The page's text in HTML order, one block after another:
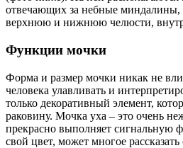
отвечающих за небные миндалины,
верхнюю и нижнюю челюсти,
Функции мочки
Форма и размер мочки никак не
человека улавливать и
только декоративный элемент,
раковину. Мочка уха – это очень
прекрасно выполняет сигнальную
свой цвет, может многое